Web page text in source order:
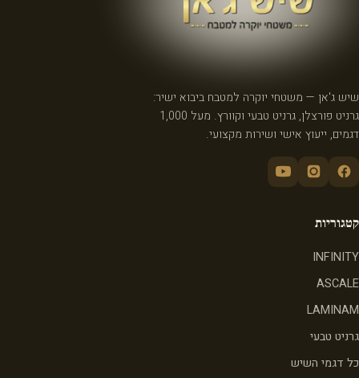
שיש ג'אן — משטחי יוקרה למטבח ביבוא ישיר:
גרניט פורצלן, גרניט טבעי וקוורץ. מעל 1,000
דגמים, ייעוץ אישי ושירות מקצועי.
קטגוריות
INFINITY
ASCALE
LAMINAM
גרניט טבעי
כל דגמי השיש